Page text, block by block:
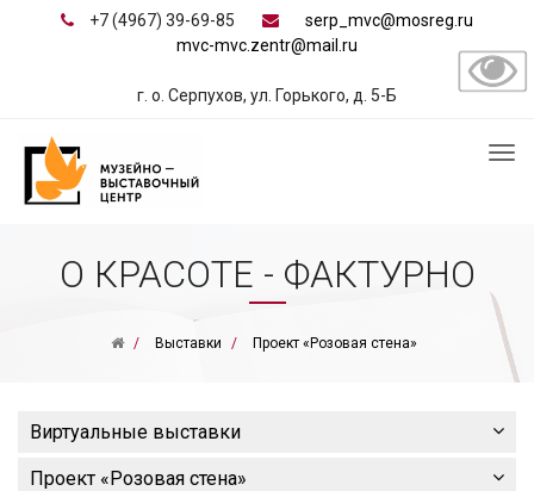
+7 (4967) 39-69-85
serp_mvc@mosreg.ru
mvc-mvc.zentr@mail.ru
г. о. Серпухов, ул. Горького, д. 5-Б
О КРАСОТЕ - ФАКТУРНО
Выставки Проект «Розовая стена»
Виртуальные выставки
Проект «Розовая стена»